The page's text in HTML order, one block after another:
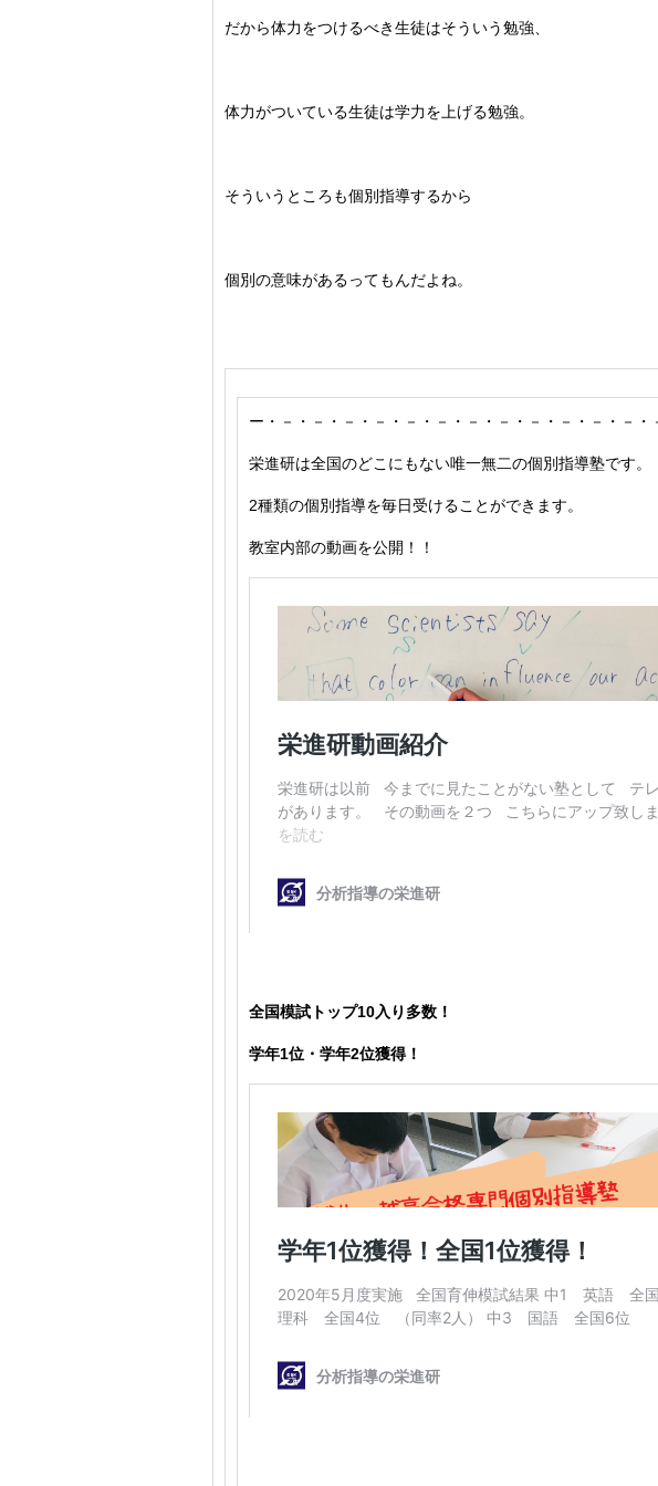
だから体力をつけるべき生徒はそういう勉強、
体力がついている生徒は学力を上げる勉強。
そういうところも個別指導するから
個別の意味があるってもんだよね。
ー・－・－・－・－・－・－・－・－・－・－・－・－
栄進研は全国のどこにもない唯一無二の個別指導塾です。
2種類の個別指導を毎日受けることができます。
教室内部の動画を公開！！
全国模試トップ10入り多数！
学年1位・学年2位獲得！